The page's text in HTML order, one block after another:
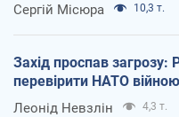
Сергій Місюра 10,3 т.
Захід проспав загрозу:
перевірити НАТО війною
Леонід Невзлін 4,3 т.